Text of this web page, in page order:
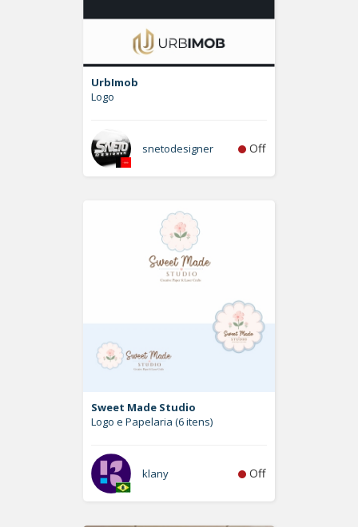
UrbImob
Logo
snetodesigner Off
Sweet Made Studio
Logo e Papelaria (6 itens)
klany Off